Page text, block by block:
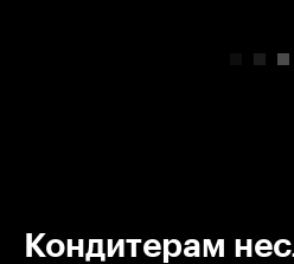
Кондитерам